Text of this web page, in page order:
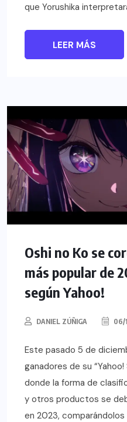
que Yorushika
LEER MÁS
Oshi no Ko se
más popular de
según Yahoo!
DANIEL ZÚÑIGA 06/
Este pasado 5 de
ganadores de su
donde la forma de
y otros productos se
en 2023, comparándolos